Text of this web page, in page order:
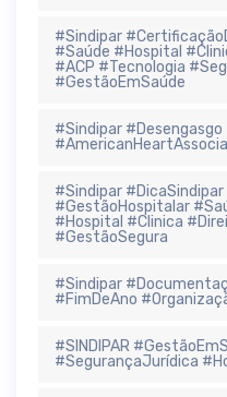
#Sindipar
#Saúde #Hospital
#ACP #Tecnologia
#GestãoEmSaúde
#Sindipar
#Sindipar
#GestãoHospitalar
#Hospital #Clinica
#GestãoSegura
#Sindipar
#FimDeAno
#SINDIPAR
#SegurançaJurídica